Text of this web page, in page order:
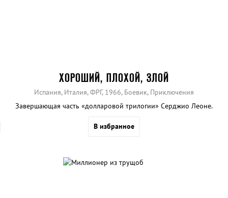
ХОРОШИЙ, ПЛОХОЙ, ЗЛОЙ
Испания, Италия, ФРГ, 1966, Боевик, Приключения
Завершающая часть «долларовой трилогии» Серджио Леоне.
В избранное